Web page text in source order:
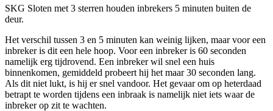
SKG Sloten met 3 sterren houden inbrekers 5 minuten buiten de
deur.
Het verschil tussen 3 en 5 minuten kan weinig lijken, maar voor een
inbreker is dit een hele hoop. Voor een inbreker is 60 seconden
namelijk erg tijdrovend. Een inbreker wil snel een huis
binnenkomen, gemiddeld probeert hij het maar 30 seconden lang.
Als dit niet lukt, is hij er snel vandoor. Het gevaar om op heterdaad
betrapt te worden tijdens een inbraak is namelijk niet iets waar de
inbreker op zit te wachten.